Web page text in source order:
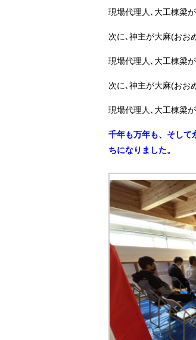
現場代理人､大工棟梁
次に､神主が大麻(おお
現場代理人､大工棟梁
次に､神主が大麻(おお
現場代理人､大工棟梁
千年も万年も、そして
ちになりました。